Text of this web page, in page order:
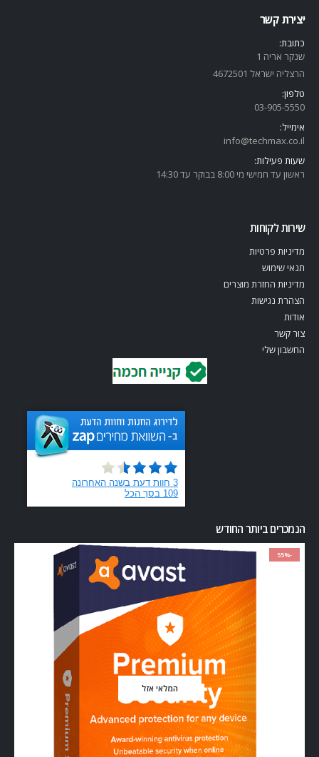
יצירת קשר
כתובת:
שנקר אריה 1
הרצליה ישראל 4672501
טלפון:
03-905-5550
אימייל:
info@techmax.co.il
שעות פעילות:
ראשון עד חמישי מי 8:00 בבוקר עד 14:30
שירות לקוחות
מדיניות פרטיות
תנאי שימוש
מדיניות החזרת מוצרים
הצהרת נגישות
אודות
צור קשר
החשבון שלי
הנמכרים ביותר החודש
-55%
המלאי אזל